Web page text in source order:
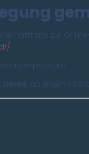
Plattform zur
im Impressum.
bereit, an einem